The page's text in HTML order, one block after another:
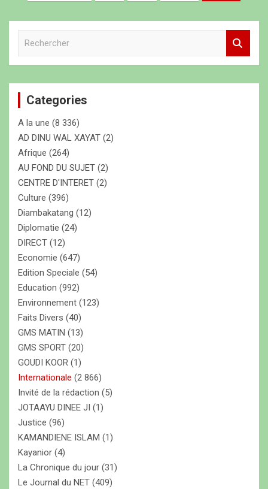
v
g
ae
h
e
r
Categories
A la une (8 336)
AD DINU WAL XAYAT (2)
Afrique (264)
AU FOND DU SUJET (2)
CENTRE D'INTERET (2)
Culture (396)
Diambakatang (12)
Diplomatie (24)
DIRECT (12)
Economie (647)
Edition Speciale (54)
Education (992)
Environnement (123)
Faits Divers (40)
GMS MATIN (13)
GMS SPORT (20)
GOUDI KOOR (1)
Internationale (2 866)
Invité de la rédaction (5)
JOTAAYU DINEE JI (1)
Justice (96)
KAMANDIENE ISLAM (1)
Kayanior (4)
La Chronique du jour (31)
Le Journal du NET (409)